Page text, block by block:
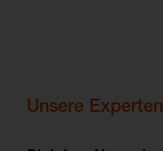
Unsere Experten